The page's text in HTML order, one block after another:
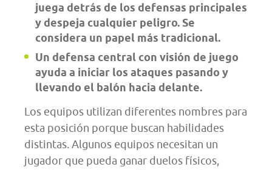
juega detrás de los defensas principales
y despeja cualquier peligro. Se
considera un papel más tradicional.
Un defensa central con visión de juego
ayuda a iniciar los ataques pasando y
llevando el balón hacia delante.
Los equipos utilizan diferentes nombres para
esta posición porque buscan habilidades
distintas. Algunos equipos necesitan un
jugador que pueda ganar duelos físicos,